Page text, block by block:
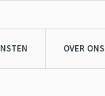
OVER ONS